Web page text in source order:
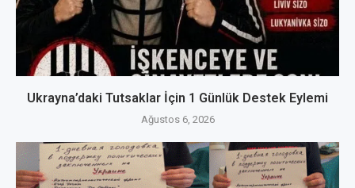
Ukrayna’daki Tutsaklar İçin 1 Günlük Destek Eylemi
Ağustos 6, 2026